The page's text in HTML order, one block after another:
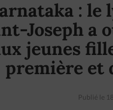
: le
Joseph a
jeunes
première et
Publié le